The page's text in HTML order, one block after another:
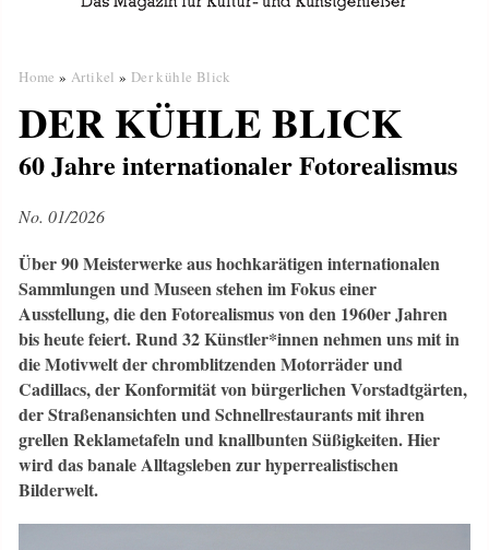
Home » Artikel » Der kühle Blick
DER KÜHLE BLICK
60 Jahre internationaler Fotorealismus
No. 01/2026
Über 90 Meisterwerke aus hochkarätigen internationalen
Sammlungen und Museen stehen im Fokus einer
Ausstellung, die den Fotorealismus von den 1960er Jahren
bis heute feiert. Rund 32 Künstler*innen nehmen uns mit in
die Motivwelt der chromblitzenden Motorräder und
Cadillacs, der Konformität von bürgerlichen Vorstadtgärten,
der Straßenansichten und Schnellrestaurants mit ihren
grellen Reklametafeln und knallbunten Süßigkeiten. Hier
wird das banale Alltagsleben zur hyperrealistischen
Bilderwelt.